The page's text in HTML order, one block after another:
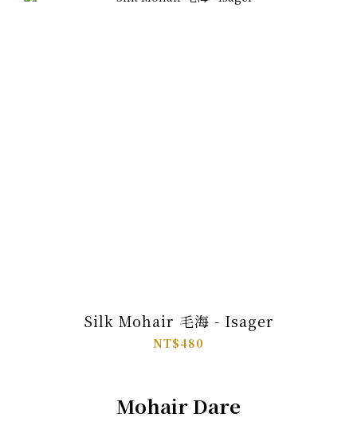
Silk Mohair 毛海 - Isager
NT$480
Mohair Dare